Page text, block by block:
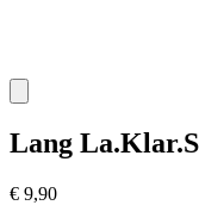
Lang
€ 9,90